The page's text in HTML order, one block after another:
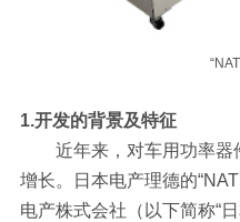
1.开发的背景及特征
近年来，对车用功率器
增长。日本电产理德的
电产株式会社（以下简称“